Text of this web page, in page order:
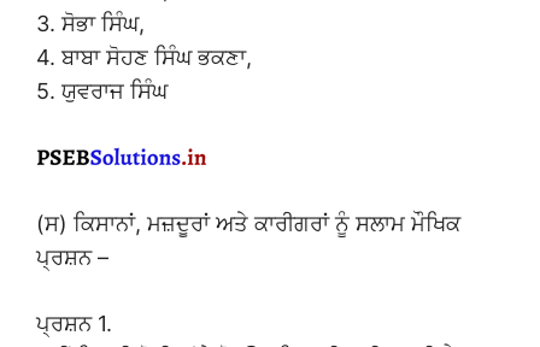
3. ਸੋਭਾ ਸਿੰਘ,
4. ਬਾਬਾ ਸੋਹਣ ਸਿੰਘ ਭਕਣਾ,
5. ਯੁਵਰਾਜ ਸਿੰਘ
(ਸ) ਕਿਸਾਨਾਂ, ਮਜ਼ਦੂਰਾਂ ਅਤੇ ਕਾਰੀਗਰਾਂ ਨੂੰ ਸਲਾਮ ਮੌਖਿਕ
ਪ੍ਰਸ਼ਨ –
ਪ੍ਰਸ਼ਨ 1.